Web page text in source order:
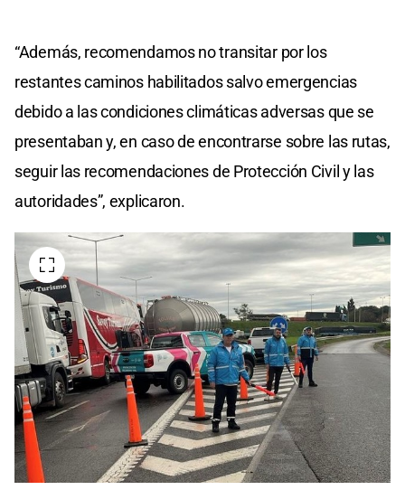
“Además, recomendamos no transitar por los
restantes caminos habilitados salvo emergencias
debido a las condiciones climáticas adversas que se
presentaban y, en caso de encontrarse sobre las rutas,
seguir las recomendaciones de Protección Civil y las
autoridades”, explicaron.